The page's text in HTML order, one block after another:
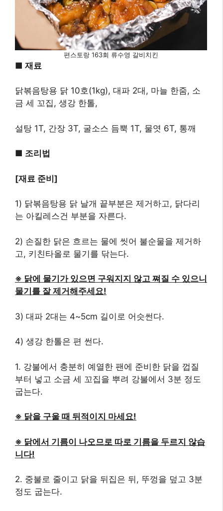
편스토랑 163회 류수영 갈비치킨
■ 재료
닭볶음탕용 닭 10호(1kg), 대파 2대, 마늘 한줌, 소
금 세 꼬집, 생강 한톨,
설탕 1T, 간장 3T, 굴소스 듬뿍 1T, 물엿 6T, 통깨
■ 조리법
[재료 준비]
1) 닭볶음탕용 닭 날개 끝부분은 제거하고, 닭다리
는 아킬레스건 부분을 자른다.
2) 손질한 닭은 흐르는 물에 씻어 불순물을 제거하
고, 키친타올로 물기를 닦는다.
※ 닭에 물기가 있으면 구워지지 않고 쪄질 수 있으니
물기를 잘 제거해주세요!
3) 대파 2대는 4~5cm 길이로 어슷썬다.
4) 생강 한톨은 편 썬다.
1. 강불에서 충분히 예열한 팬에 준비한 닭을 껍질
부터 넣고 소금 세 꼬집을 뿌려 강불에서 3분 정도
굽는다.
※ 닭을 구울 때 뒤적이지 마세요!
※ 닭에서 기름이 나오므로 따로 기름을 두르지 않습
니다!
2. 중불로 줄이고 닭을 뒤집은 뒤, 뚜껑을 덮고 3분
정도 굽는다.